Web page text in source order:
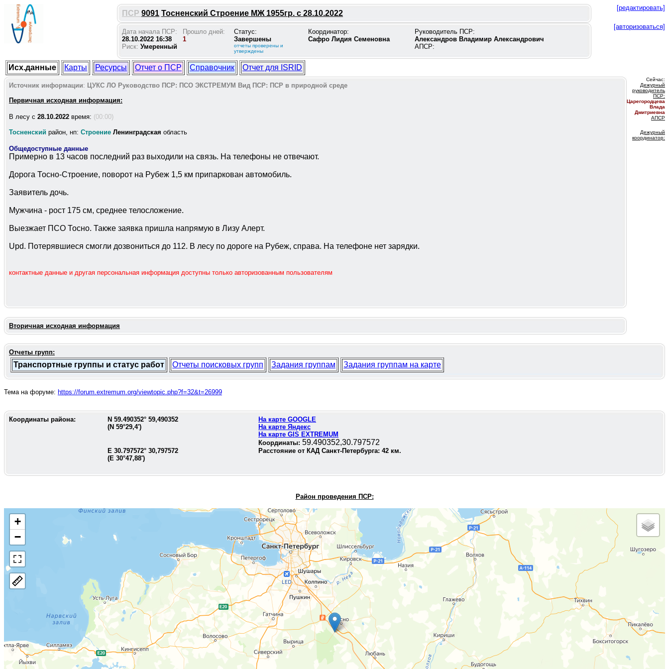
ПСР 9091 Тосненский Строение МЖ 1955гр. с 28.10.2022
[редактировать]
Дата начала ПСР:
28.10.2022 16:38
Риск: Умеренный
Прошло дней:
1
Статус:
Завершены
отчеты проверены и
утверждены
Координатор:
Сафро Лидия Семеновна
Руководитель ПСР:
Александров Владимир Александрович
АПСР:
[авторизоваться]
Исх.данные Карты Ресурсы Отчет о ПСР Справочник Отчет для ISRID
Источник информации: ЦУКС ЛО Руководство ПСР: ПСО ЭКСТРЕМУМ Вид ПСР: ПСР в природной среде
Первичная исходная информация:
В лесу c 28.10.2022 время: (00:00)
Тосненский район, нп: Строение Ленинградская область
Общедоступные данные
Примерно в 13 часов последний раз выходили на связь. На телефоны не отвечают.
Дорога Тосно-Строение, поворот на Рубеж 1,5 км припаркован автомобиль.
Заявитель дочь.
Мужчина - рост 175 см, среднее телосложение.
Выезжает ПСО Тосно. Также заявка пришла напрямую в Лизу Алерт.
Upd. Потерявшиеся смогли дозвониться до 112. В лесу по дороге на Рубеж, справа. На телефоне нет зарядки.
контактные данные и другая персональная информация доступны только авторизованным пользователям
Сейчас:
Дежурный
руководитель
ПСР:
Царегородцева
Влада
Дмитриевна
АПСР
Дежурный
координатор:
Вторичная исходная информация
Отчеты групп:
Транспортные группы и статус работ Отчеты поисковых групп Задания группам Задания группам на карте
Тема на форуме: https://forum.extremum.org/viewtopic.php?f=32&t=26999
Координаты района: N 59.490352° 59,490352
(N 59°29,4')
На карте GOOGLE
На карте Яндекс
На карте GIS EXTREMUM
Координаты: 59.490352,30.797572
E 30.797572° 30,797572
(E 30°47,88')
Расстояние от КАД Санкт-Петербурга: 42 км.
Район проведения ПСР:
+
−